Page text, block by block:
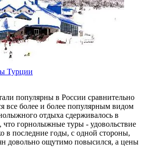
Турции
популярны в России сравнительно
все более и более популярным видом
отдыха сдерживалось в
горнолыжные туры - удовольствие
в последние годы, с одной стороны,
довольно ощутимо повысился, а цены